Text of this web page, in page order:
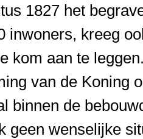
1827 het
inwoners, kreeg
kom aan te
van de Koning
binnen de
geen wenselijke